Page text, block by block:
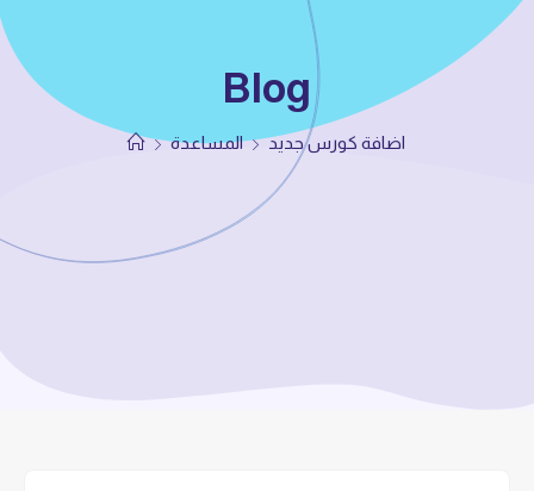
Blog
المساعدة اضافة كورس جديد